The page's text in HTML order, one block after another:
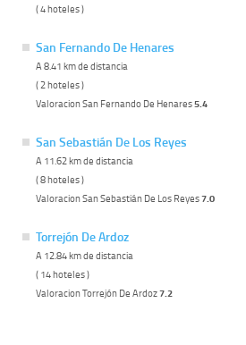
( 4 hoteles )
San Fernando De Henares
A 8.41 km de distancia
( 2 hoteles )
Valoracion San Fernando De Henares5.4
San Sebastián De Los Reyes
A 11.62 km de distancia
( 8 hoteles )
Valoracion San Sebastián De Los Reyes7.0
Torrejón De Ardoz
A 12.84 km de distancia
( 14 hoteles )
Valoracion Torrejón De Ardoz7.2